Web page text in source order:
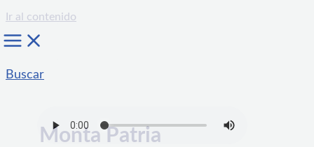
Ir al contenido
Buscar
Monta Patria